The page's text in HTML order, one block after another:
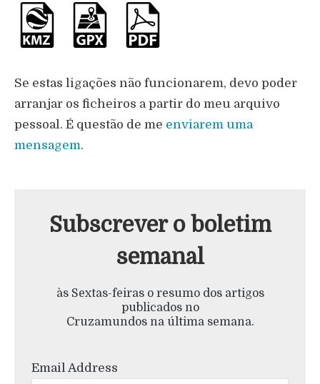
Se estas ligações não funcionarem, devo poder
arranjar os ficheiros a partir do meu arquivo
pessoal. É questão de me enviarem uma
mensagem.
Subscrever o boletim
semanal
às Sextas-feiras o resumo dos artigos
publicados no
Cruzamundos na última semana.
Email Address